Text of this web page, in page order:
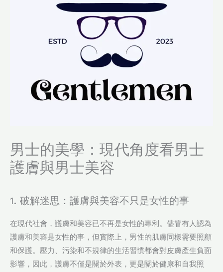
男士的美學：現代角度看男士
護膚與男士美容
1. 破解迷思：護膚與美容不只是女性的事
在現代社會，護膚和美容已不再是女性的專利。儘管有人認為
護膚和美容是女性的事，但實際上，男性的肌膚同樣需要照顧
和保護。壓力、污染和不規律的生活習慣都會對皮膚產生負面
影響，因此，護膚不僅是關於外表，更是關於健康和自我照